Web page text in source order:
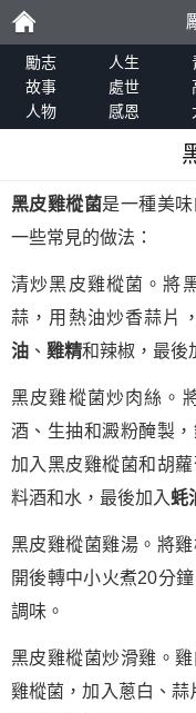
勵
志
勵志 人生
故事
處世
人物
感恩
黑皮雞樅菌是一種美
一些常見的做法：
清炒黑皮雞樅菌。將
蒜，用熱油炒香蒜片
油 、 雞精和辣椒，最後
黑皮雞樅菌炒肉絲。
酒、生抽和澱粉醃製
加入黑皮雞樅菌和胡蘿
料酒和水，最後加入 蚝
黑皮雞樅菌雞湯。將
開後轉中小火煮20分
調味。
黑皮雞樅菌炒滑雞。
雞樅菌，加入蔥白、